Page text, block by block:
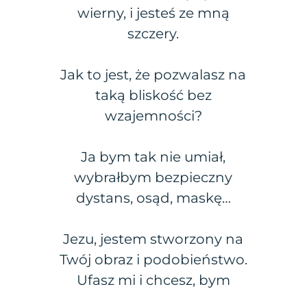
wierny, i jesteś ze mną
szczery.
Jak to jest, że pozwalasz na
taką bliskość bez
wzajemności?
Ja bym tak nie umiał,
wybrałbym bezpieczny
dystans, osąd, maskę…
Jezu, jestem stworzony na
Twój obraz i podobieństwo.
Ufasz mi i chcesz, bym